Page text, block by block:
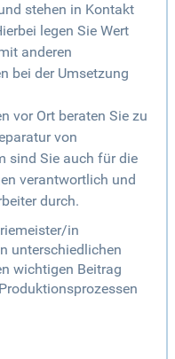
stehen in Kontakt
legen Sie Wert
anderen
bei der Umsetzung
vor Ort beraten Sie zu
von
sind Sie auch für die
verantwortlich und
durch.
in
unterschiedlichen
wichtigen Beitrag